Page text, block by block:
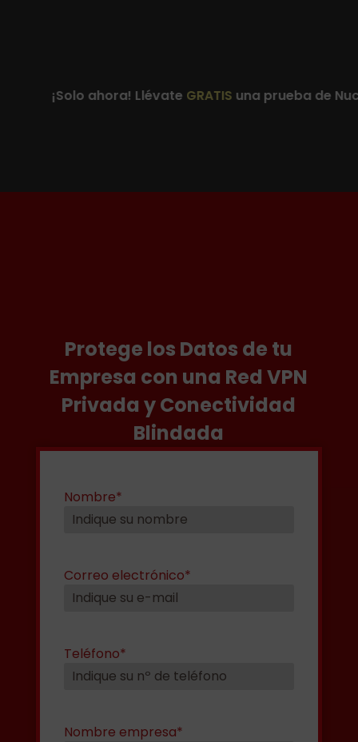
¡Solo ahora! LlévateGRATISuna prueba de
Protege los Datos de tu
Empresa con una Red VPN
Privada y Conectividad
Blindada
Nombre*
Correo electrónico*
Teléfono*
Nombre empresa*